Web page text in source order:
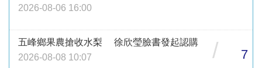
2026-08-06 16:00
五峰鄉果農搶收水梨 徐欣瑩臉書發起認購
2026-08-08 10:07
/ 7